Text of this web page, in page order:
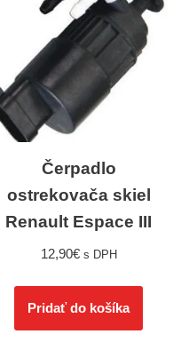
Čerpadlo
ostrekovača skiel
Renault Espace III
12,90€ s DPH
Pridať do košíka